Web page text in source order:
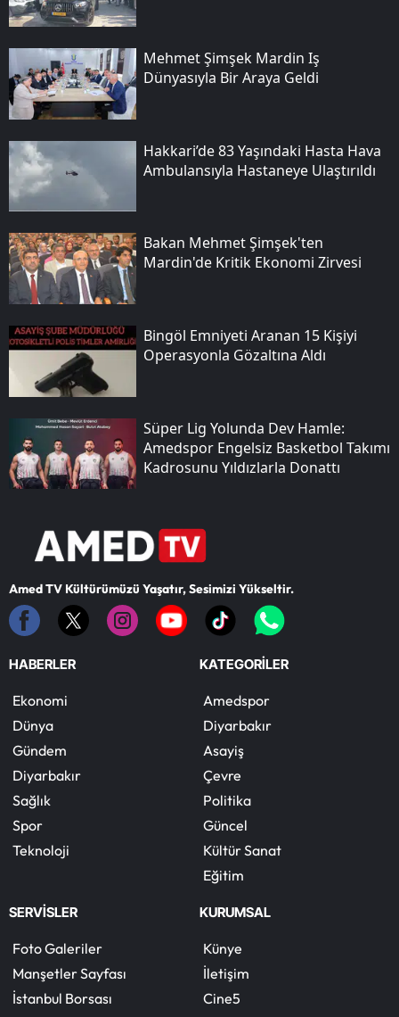
Mehmet Şimşek Mardin Iş
Dünyasıyla Bir Araya Geldi
Hakkari’de 83 Yaşındaki Hasta Hava
Ambulansıyla Hastaneye Ulaştırıldı
Bakan Mehmet Şimşek'ten
Mardin'de Kritik Ekonomi Zirvesi
Bingöl Emniyeti Aranan 15 Kişiyi
Operasyonla Gözaltına Aldı
Süper Lig Yolunda Dev Hamle:
Amedspor Engelsiz Basketbol Takımı
Kadrosunu Yıldızlarla Donattı
Amed TV Kültürümüzü Yaşatır, Sesimizi Yükseltir.
HABERLER
Ekonomi
Dünya
Gündem
Diyarbakır
Sağlık
Spor
Teknoloji
KATEGORİLER
Amedspor
Diyarbakır
Asayiş
Çevre
Politika
Güncel
Kültür Sanat
Eğitim
SERVİSLER
Foto Galeriler
Manşetler Sayfası
İstanbul Borsası
KURUMSAL
Künye
İletişim
Cine5